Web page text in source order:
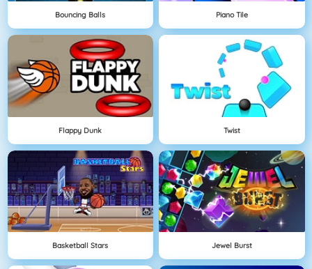
Bouncing Balls Piano Tile
Flappy Dunk Twist
Basketball Stars Jewel Burst